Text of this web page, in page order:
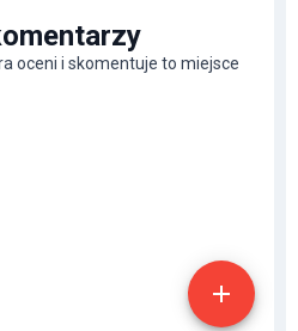
oceni i skomentuje to miejsce